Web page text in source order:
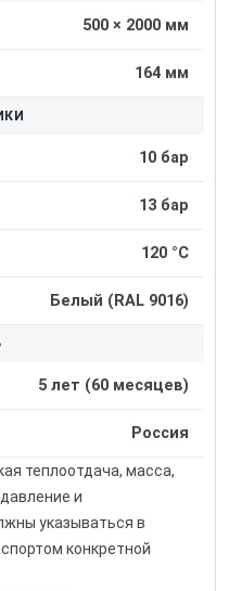
500 × 2000 мм
164 мм
10 бар
13 бар
120 °C
Белый (RAL 9016)
5 лет (60 месяцев)
Россия
теплоотдача, масса,
и
указываться в
конкретной